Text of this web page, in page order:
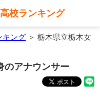
校ランキング
キング ＞ 栃木県立栃木女
のアナウンサー